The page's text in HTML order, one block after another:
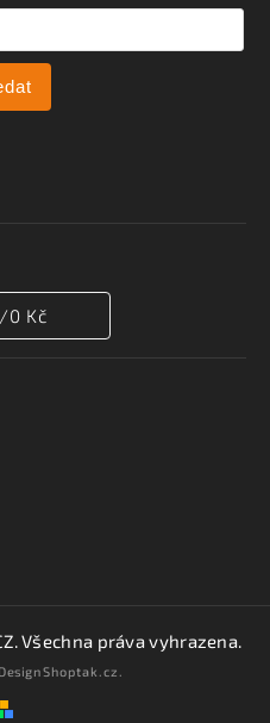
0 Kč
. Všechna práva vyhrazena.
Shoptak.cz.